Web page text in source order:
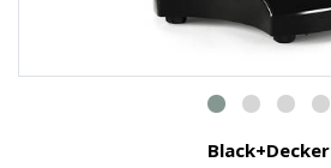
Black+Decker